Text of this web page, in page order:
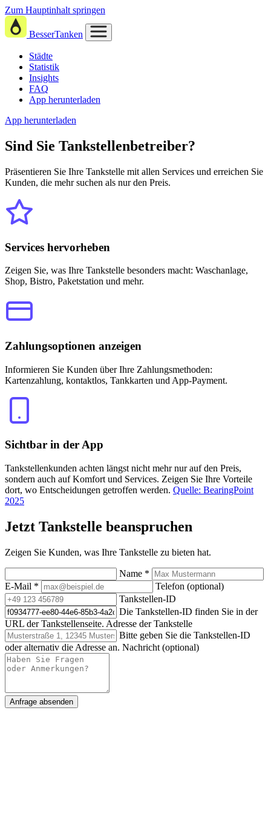
Zum Hauptinhalt springen
BesserTanken
Städte
Statistik
Insights
FAQ
App herunterladen
App herunterladen
Sind Sie Tankstellenbetreiber?
Präsentieren Sie Ihre Tankstelle mit allen Services und erreichen Sie
Kunden, die mehr suchen als nur den Preis.
Services hervorheben
Zeigen Sie, was Ihre Tankstelle besonders macht: Waschanlage,
Shop, Bistro, Paketstation und mehr.
Zahlungsoptionen anzeigen
Informieren Sie Kunden über Ihre Zahlungsmethoden:
Kartenzahlung, kontaktlos, Tankkarten und App-Payment.
Sichtbar in der App
Tankstellenkunden achten längst nicht mehr nur auf den Preis,
sondern auch auf Komfort und Services. Zeigen Sie Ihre Vorteile
dort, wo Entscheidungen getroffen werden. Quelle: BearingPoint
2025
Jetzt Tankstelle beanspruchen
Zeigen Sie Kunden, was Ihre Tankstelle zu bieten hat.
Name *
E-Mail *
Telefon (optional)
Tankstellen-ID
Die Tankstellen-ID finden Sie in der
URL der Tankstellenseite. Adresse der Tankstelle
Bitte geben Sie die Tankstellen-ID
oder alternativ die Adresse an. Nachricht (optional)
Anfrage absenden